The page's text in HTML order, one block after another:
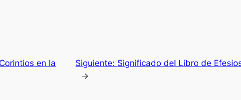
en la
Siguiente: Significado del Libro de
→